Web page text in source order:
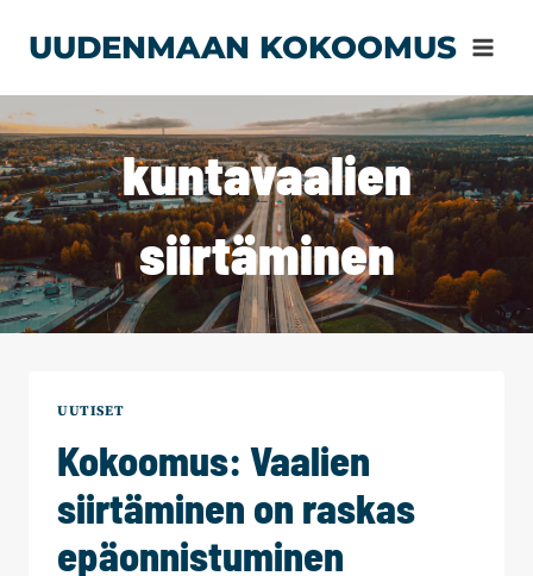
sisältöön
UUDENMAAN KOKOOMUS
kuntavaalien
siirtäminen
UUTISET
Kokoomus: Vaalien
siirtäminen on raskas
epäonnistuminen